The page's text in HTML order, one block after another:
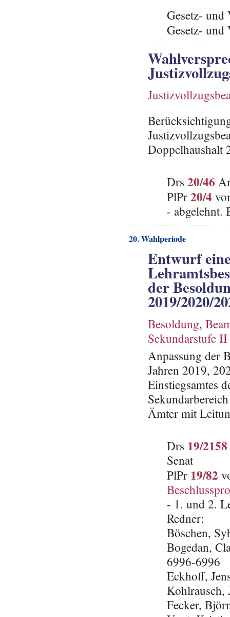
Gesetz-
Gesetz-
Doppelhaushalt
Drs 20/46
PlPr20/4
- abgelehnt.
20. Wahlperiode
Entwurf
der
2019/2020/
Besoldung,
Sekundarstufe II
Anpassung der
Jahren 2019,
Einstiegsamtes
Ämter mit
Drs 19/2158
Senat
PlPr 19/82
- 1. und 2.
Redner:
Böschen,
Bogedan,
6996-6996
Eckhoff,
Kohlrausch,
Fecker,